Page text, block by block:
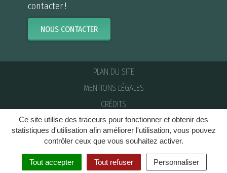
Ce site utilise des traceurs pour fonctionner et obtenir des
statistiques d'utilisation afin améliorer l'utilisation, vous pouvez
contrôler ceux que vous souhaitez activer.
Tout accepter Tout refuser Personnaliser
contacter !
NOUS CONTACTER
PLAN DU SITE
MENTIONS LÉGALES
CRÉDITS
NOUS CONTACTER